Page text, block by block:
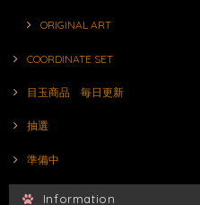
ORIGINAL ART
COORDINATE SET
目玉商品 毎日更新
抽選
準備中
Information